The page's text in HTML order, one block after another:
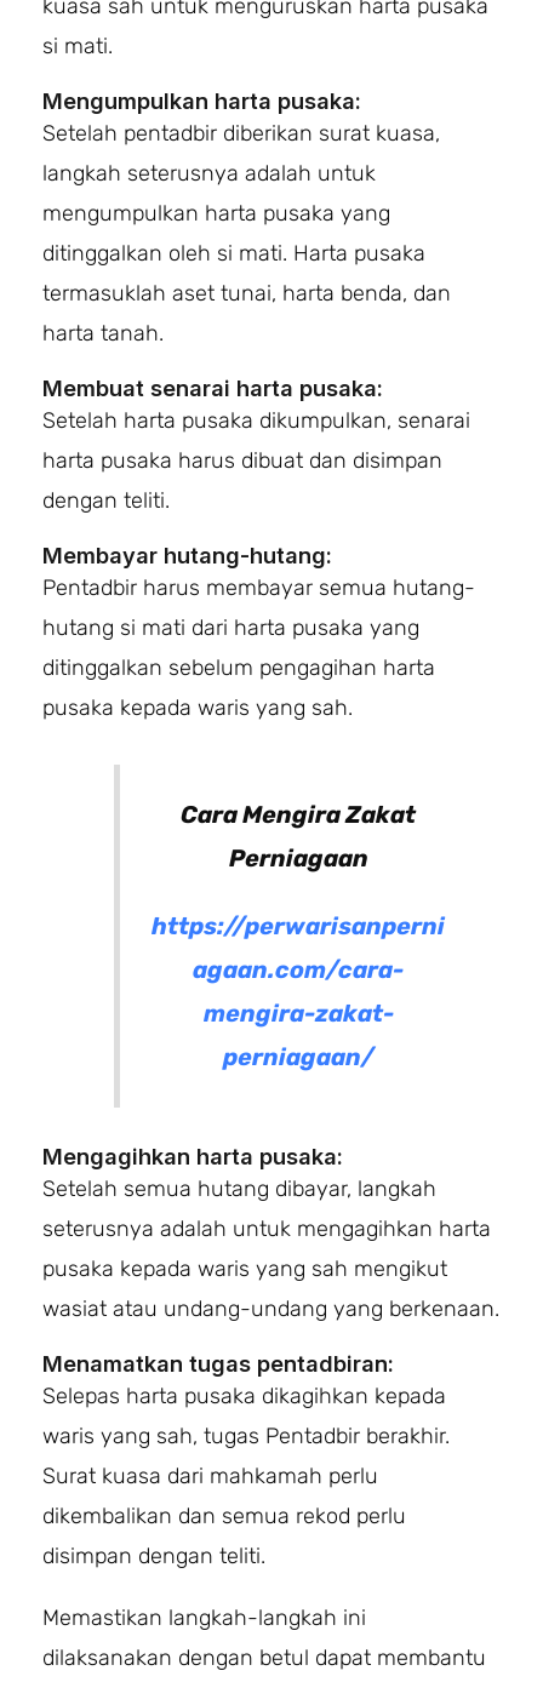
kuasa sah untuk menguruskan harta pusaka
si mati.
Mengumpulkan harta pusaka:
Setelah pentadbir diberikan surat kuasa,
langkah seterusnya adalah untuk
mengumpulkan harta pusaka yang
ditinggalkan oleh si mati. Harta pusaka
termasuklah aset tunai, harta benda, dan
harta tanah.
Membuat senarai harta pusaka:
Setelah harta pusaka dikumpulkan, senarai
harta pusaka harus dibuat dan disimpan
dengan teliti.
Membayar hutang-hutang:
Pentadbir harus membayar semua hutang-
hutang si mati dari harta pusaka yang
ditinggalkan sebelum pengagihan harta
pusaka kepada waris yang sah.
Cara Mengira Zakat
Perniagaan
https://perwarisanperni
agaan.com/cara-
mengira-zakat-
perniagaan/
Mengagihkan harta pusaka:
Setelah semua hutang dibayar, langkah
seterusnya adalah untuk mengagihkan harta
pusaka kepada waris yang sah mengikut
wasiat atau undang-undang yang berkenaan.
Menamatkan tugas pentadbiran:
Selepas harta pusaka dikagihkan kepada
waris yang sah, tugas Pentadbir berakhir.
Surat kuasa dari mahkamah perlu
dikembalikan dan semua rekod perlu
disimpan dengan teliti.
Memastikan langkah-langkah ini
dilaksanakan dengan betul dapat membantu